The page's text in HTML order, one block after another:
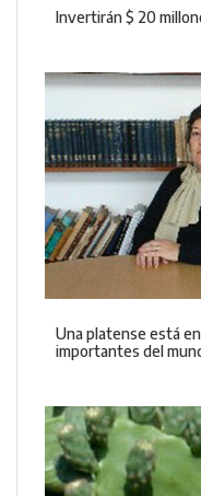
Invertirán $ 20
Una platense está
importantes del